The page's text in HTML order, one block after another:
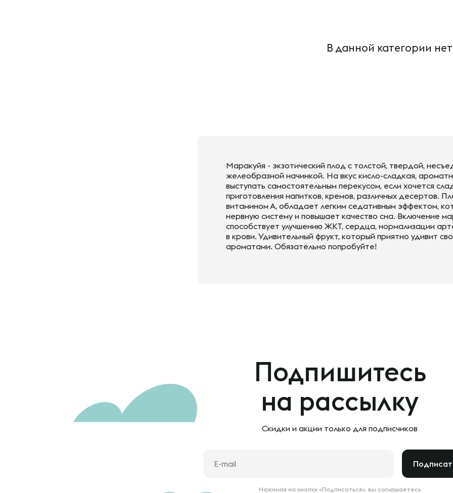
В данной категории
Маракуйя - экзотический плод с толстой, твердой,
желеобразной начинкой. На вкус кисло-сладкая,
выступать самостоятельным перекусом, если хочется
приготовления напитков, кремов, различных десертов.
витамином А, обладает легким седативным эффектом,
нервную систему и повышает качество сна. Включение
способствует улучшению ЖКТ, сердца, нормализации
в крови. Удивительный фрукт, который приятно удивит
ароматами. Обязательно попробуйте!
Подпишитесь
на рассылку
Скидки и акции только для подписчиков
Нажимая на кнопку «Подписаться», вы соглашаетесь